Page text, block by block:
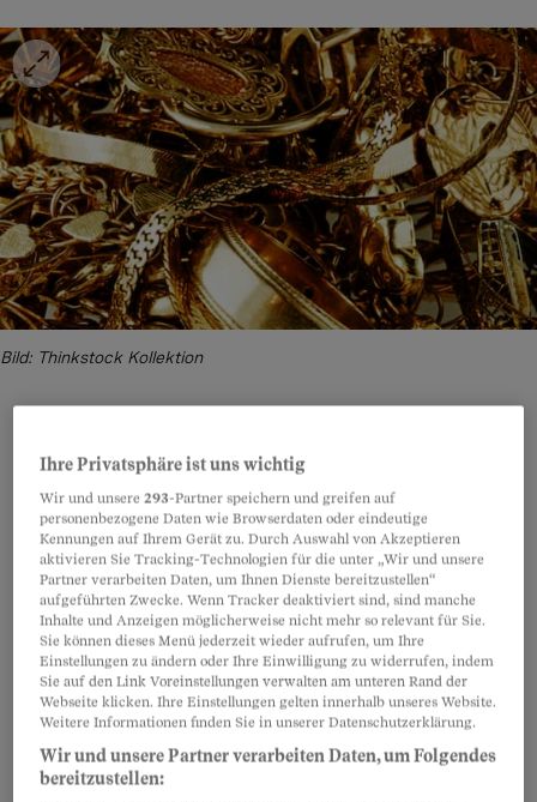
Bild: Thinkstock Kollektion
Teilen Anhören Merken Kommentare
Artikel teilen
Ihre Frage kann man nicht allgemein
beantworten. Mit Sicherheit gibt es schwarze
Schafe unter den Altgoldhändlern. Wenn Sie
einige Vorsichtsmassnahmen beachten, sollten
Sie aber die Spreu vom Weizen trennen können.
Bei Schmuck handelt es sich nicht um reines
Gold, sondern um Legierungen. Die
Ihre Privatsphäre ist uns wichtig
Wir und unsere293-Partner speichern und greifen auf
personenbezogene Daten wie Browserdaten oder eindeutige
Kennungen auf Ihrem Gerät zu. Durch Auswahl von Akzeptieren
aktivieren Sie Tracking-Technologien für die unter „Wir und unsere
Partner verarbeiten Daten, um Ihnen Dienste bereitzustellen“
aufgeführten Zwecke. Wenn Tracker deaktiviert sind, sind manche
Inhalte und Anzeigen möglicherweise nicht mehr so relevant für Sie.
Sie können dieses Menü jederzeit wieder aufrufen, um Ihre
Einstellungen zu ändern oder Ihre Einwilligung zu widerrufen, indem
Sie auf den Link Voreinstellungen verwalten am unteren Rand der
Webseite klicken. Ihre Einstellungen gelten innerhalb unseres Website.
Weitere Informationen finden Sie in unserer Datenschutzerklärung.
Wir und unsere Partner verarbeiten Daten, um Folgendes
bereitzustellen: